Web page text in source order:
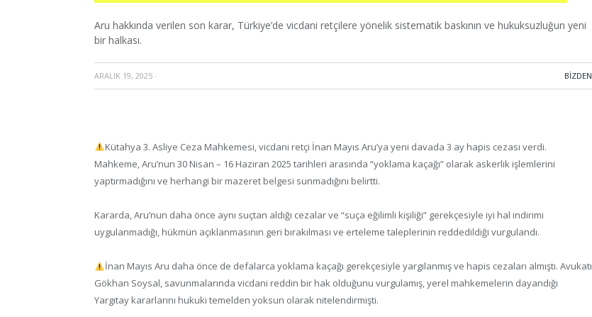
Aru hakkında verilen son karar, Türkiye’de vicdani retçilere yönelik sistematik baskının ve hukuksuzluğun yeni
bir halkası.
ARALIK 19, 2025 · BIZDEN
Kütahya 3. Asliye Ceza Mahkemesi, vicdani retçi İnan Mayıs Aru’ya yeni davada 3 ay hapis cezası verdi.
Mahkeme, Aru’nun 30 Nisan – 16 Haziran 2025 tarihleri arasında “yoklama kaçağı” olarak askerlik işlemlerini
yaptırmadığını ve herhangi bir mazeret belgesi sunmadığını belirtti.
Kararda, Aru’nun daha önce aynı suçtan aldığı cezalar ve “suça eğilimli kişiliği” gerekçesiyle iyi hal indirimi
uygulanmadığı, hükmün açıklanmasının geri bırakılması ve erteleme taleplerinin reddedildiği vurgulandı.
İnan Mayıs Aru daha önce de defalarca yoklama kaçağı gerekçesiyle yargılanmış ve hapis cezaları almıştı. Avukatı
Gökhan Soysal, savunmalarında vicdani reddin bir hak olduğunu vurgulamış, yerel mahkemelerin dayandığı
Yargıtay kararlarını hukuki temelden yoksun olarak nitelendirmişti.